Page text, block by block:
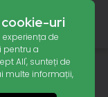
uri
de
pentru a
All', sunteți de
multe informații,